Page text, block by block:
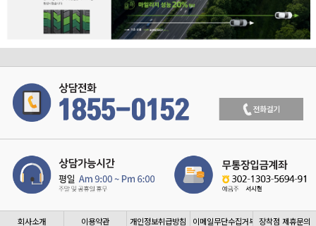
회사소개 이용약관 개인정보취급방침 이메일무단수집거부 장착점 제휴문의